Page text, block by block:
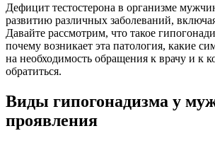
Дефицит тестостерона в организме
развитию различных заболеваний,
Давайте рассмотрим, что такое
почему возникает эта патология, какие
на необходимость обращения к врачу и к
обратиться.
Виды гипогонадизма у
проявления